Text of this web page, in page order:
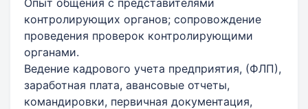
контролирующих органов; сопровождение
проведения проверок контролирующими
органами.
Ведение кадрового учета предприятия, (ФЛП),
заработная плата, авансовые отчеты,
командировки, первичная документация,